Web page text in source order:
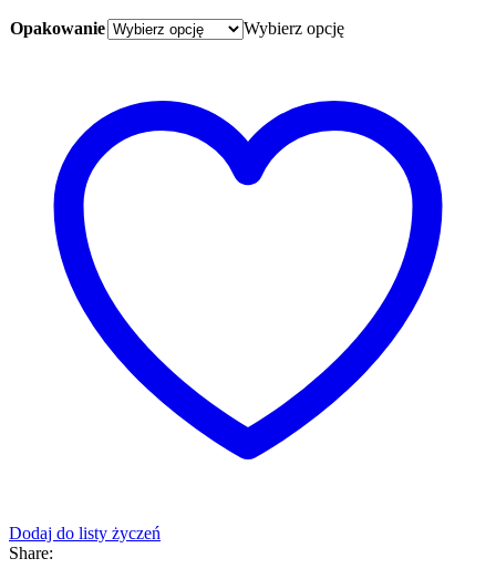
Opakowanie Wybierz opcję
Dodaj do listy życzeń
Share: